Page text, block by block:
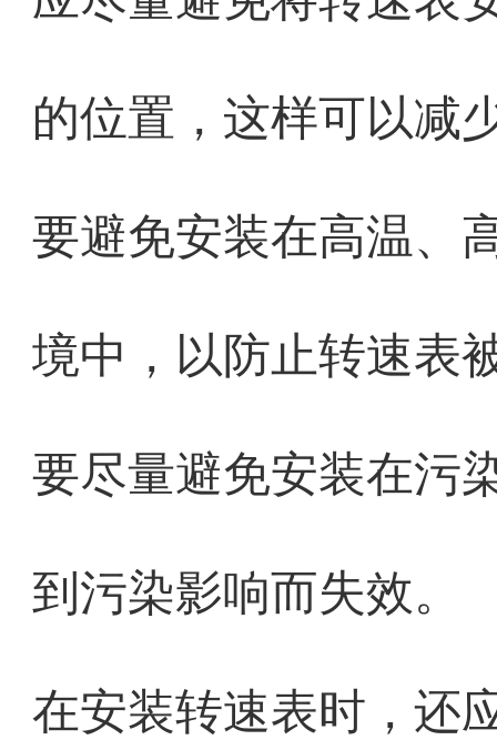
的位置，这样可以减
要避免安装在高温、
境中，以防止转速表
要尽量避免安装在污
到污染影响而失效。
在安装转速表时，还